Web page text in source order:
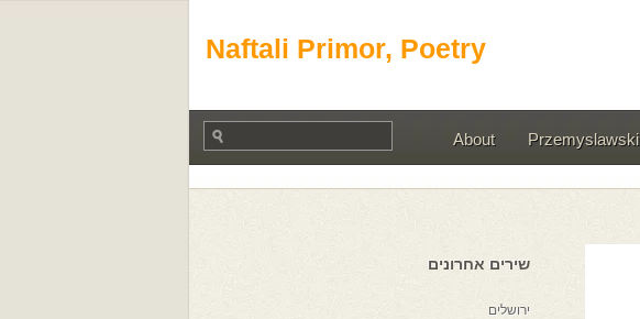
Naftali Primor, Poetry
Przemyslawski
About
שירים אחרונים
ירושלים